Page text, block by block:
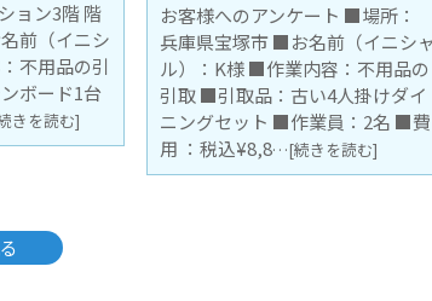
■場所：
（イニシャ
：不用品の
人掛けダイ
：2名 ■費
読む]
お客様へのアンケート ■場所：
京都市山科区 ■お名前（イニシャ
ル）：N様 ■作業内容：引越しに
伴う不用品の引取り ■物量：2ト
ン車7割 ■作業員：2名 ■作業時
間：2.5時間 ■ …[続きを読む]